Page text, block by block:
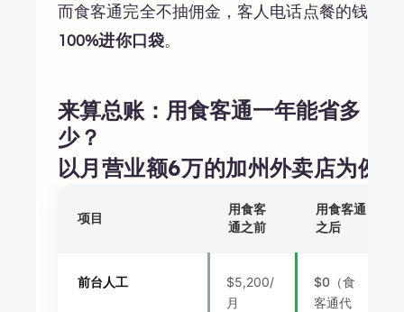
而食客通完全不抽佣金，客人电话点餐的钱
100%进你口袋。
来算总账：用食客通一年能省多
少？
以月营业额6万的加州外卖店为例
项目
用食客
通之前
用食客通
之后
前台人工
$5,200/
月
$0（食
客通代